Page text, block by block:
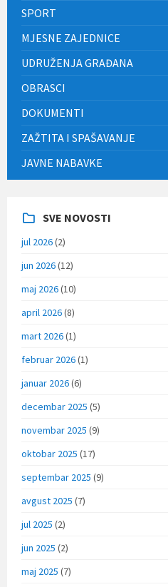
SPORT
MJESNE ZAJEDNICE
UDRUŽENJA GRAĐANA
OBRASCI
DOKUMENTI
ZAŽTITA I SPAŠAVANJE
JAVNE NABAVKE
SVE NOVOSTI
jul 2026(2)
jun 2026(12)
maj 2026(10)
april 2026(8)
mart 2026(1)
februar 2026(1)
januar 2026(6)
decembar 2025 (5)
novembar 2025 (9)
oktobar 2025 (17)
septembar 2025 (9)
avgust 2025 (7)
jul 2025 (2)
jun 2025 (2)
maj 2025 (7)